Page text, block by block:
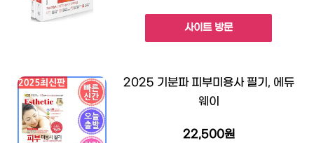
사이트 방문
2025 기분파 피부미용사 필기, 에듀
웨이
22,500원